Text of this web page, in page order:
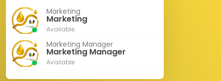
Konsultasi Gratis
Marketing
Marketing
Available
Marketing Manager
Marketing Manager
Available